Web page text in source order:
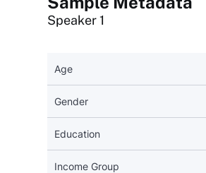
Speaker 1
Age
Gender
Education
Income Group